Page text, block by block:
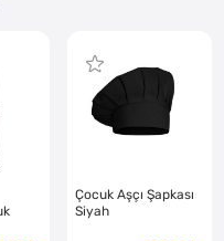
Çocuk Aşçı Şapkası
Siyah